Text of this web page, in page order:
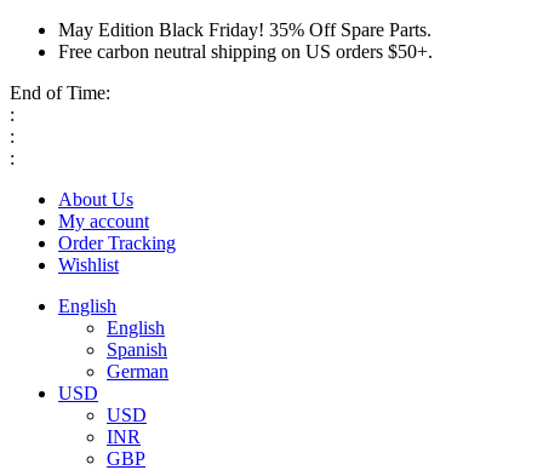
May Edition Black Friday! 35% Off Spare Parts.
Free carbon neutral shipping on US orders $50+.
End of Time:
:
:
:
About Us
My account
Order Tracking
Wishlist
English
English
Spanish
German
USD
USD
INR
GBP